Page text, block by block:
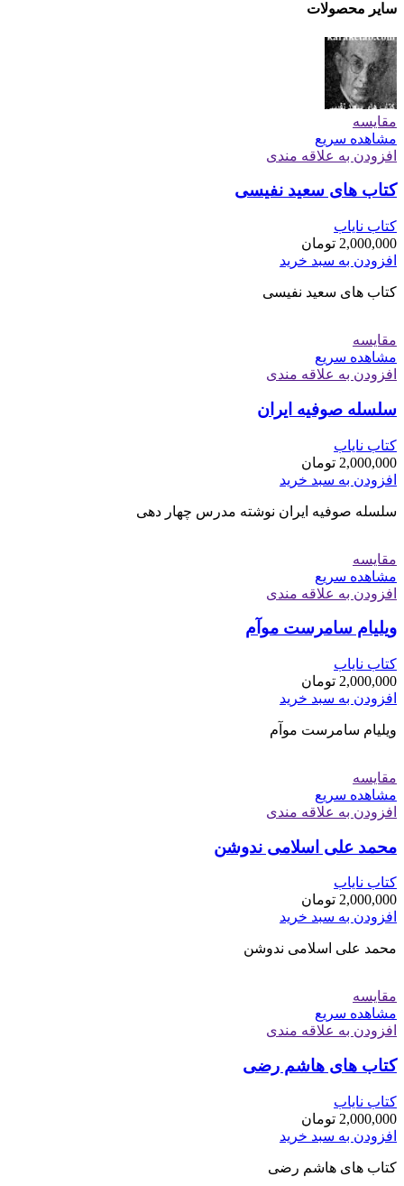
سایر محصولات
مقایسه
مشاهده سریع
افزودن به علاقه مندی
کتاب های سعید نفیسی
کتاب نایاب
2,000,000 تومان
افزودن به سبد خرید
کتاب های سعید نفیسی
مقایسه
مشاهده سریع
افزودن به علاقه مندی
سلسله صوفیه ايران
کتاب نایاب
2,000,000 تومان
افزودن به سبد خرید
سلسله صوفیه ايران نوشته مدرس چهار دهی
مقایسه
مشاهده سریع
افزودن به علاقه مندی
ویلیام سامرست موآم
کتاب نایاب
2,000,000 تومان
افزودن به سبد خرید
ویلیام سامرست موآم
مقایسه
مشاهده سریع
افزودن به علاقه مندی
محمد علی اسلامی ندوشن
کتاب نایاب
2,000,000 تومان
افزودن به سبد خرید
محمد علی اسلامی ندوشن
مقایسه
مشاهده سریع
افزودن به علاقه مندی
کتاب های هاشم رضی
کتاب نایاب
2,000,000 تومان
افزودن به سبد خرید
کتاب های هاشم رضی